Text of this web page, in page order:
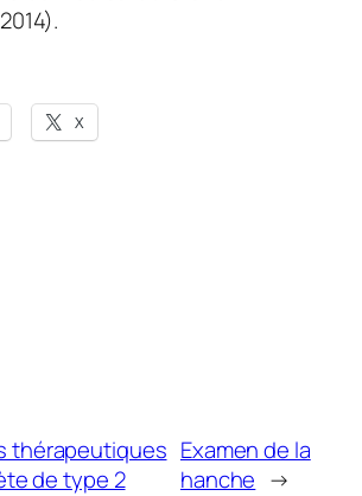
X
thérapeutiques
de type 2
Examen de la
hanche →